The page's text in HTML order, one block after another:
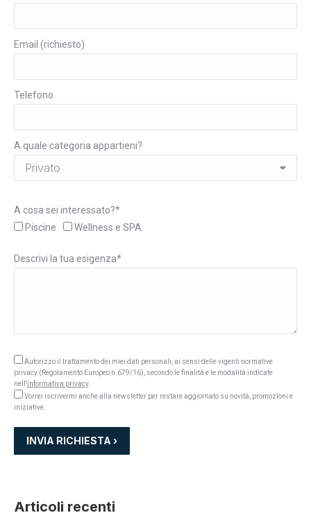
Email (richiesto)
Telefono
A quale categoria appartieni?
A cosa sei interessato?*
Piscine
Wellness e SPA
Descrivi la tua esigenza*
Autorizzo il trattamento dei miei dati personali, ai sensi delle vigenti normative
privacy (Regolamento Europeo n.679/16), secondo le finalità e le modalità indicate
nell'informativa privacy.
Vorrei iscrivermi anche alla newsletter per restare aggiornato su novità, promozioni e
iniziative.
Articoli recenti